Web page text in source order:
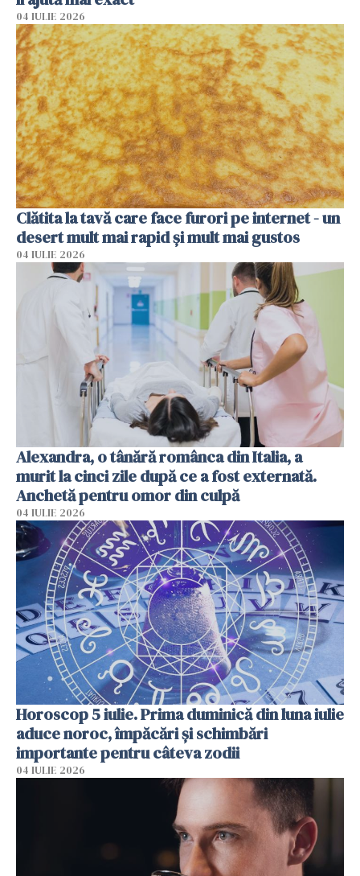
04 IULIE 2026
Clătita la tavă care face furori pe internet - un
desert mult mai rapid și mult mai gustos
04 IULIE 2026
Alexandra, o tânără românca din Italia, a
murit la cinci zile după ce a fost externată.
Anchetă pentru omor din culpă
04 IULIE 2026
Horoscop 5 iulie. Prima duminică din luna iulie
aduce noroc, împăcări și schimbări
importante pentru câteva zodii
04 IULIE 2026